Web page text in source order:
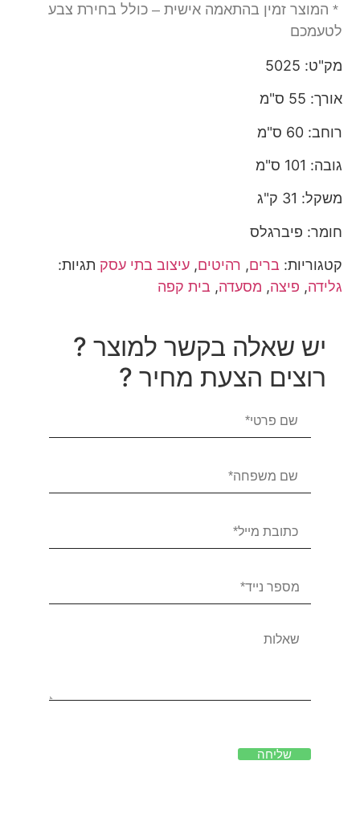
* המוצר זמין בהתאמה אישית – כולל בחירת צבע
לטעמכם
מק"ט: 5025
אורך: 55 ס"מ
רוחב: 60 ס"מ
גובה: 101 ס"מ
משקל: 31 ק"ג
חומר: פיברגלס
קטגוריות: ברים, רהיטים,עיצוב בתי עסק תגיות:
גלידה, פיצה, מסעדה, בית קפה
יש שאלה בקשר למוצר ?
רוצים הצעת מחיר ?
שליחה